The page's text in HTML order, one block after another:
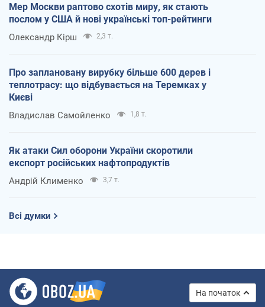
Мер Москви раптово схотів миру, як стають
послом у США й нові українські топ-рейтинги
Олександр Кірш 2,3 т.
Про заплановану вирубку більше 600 дерев і
теплотрасу: що відбувається на Теремках у
Києві
Владислав Самойленко 1,8 т.
Як атаки Сил оборони України скоротили
експорт російських нафтопродуктів
Андрій Клименко 3,7 т.
Всі думки
На початок